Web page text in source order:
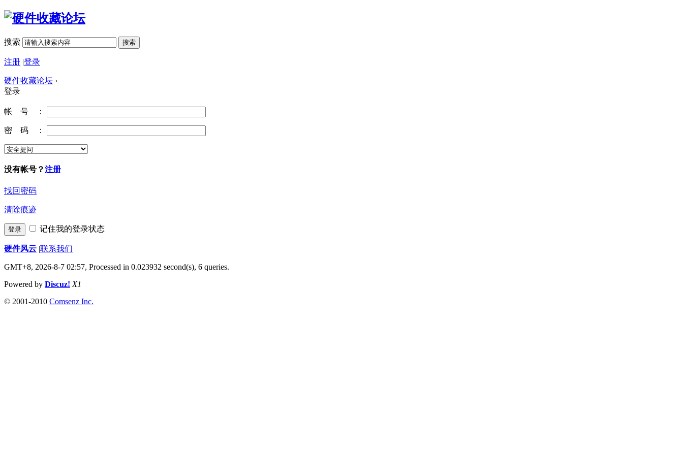
搜索 搜索
注册 |登录
硬件收藏论坛 ›
登录
帐 号 ：
密 码 ：
没有帐号？注册
找回密码
清除痕迹
登录 记住我的登录状态
硬件风云 |联系我们
GMT+8, 2026-8-7 02:57, Processed in 0.023932 second(s), 6 queries.
Powered by Discuz! X1
© 2001-2010 Comsenz Inc.